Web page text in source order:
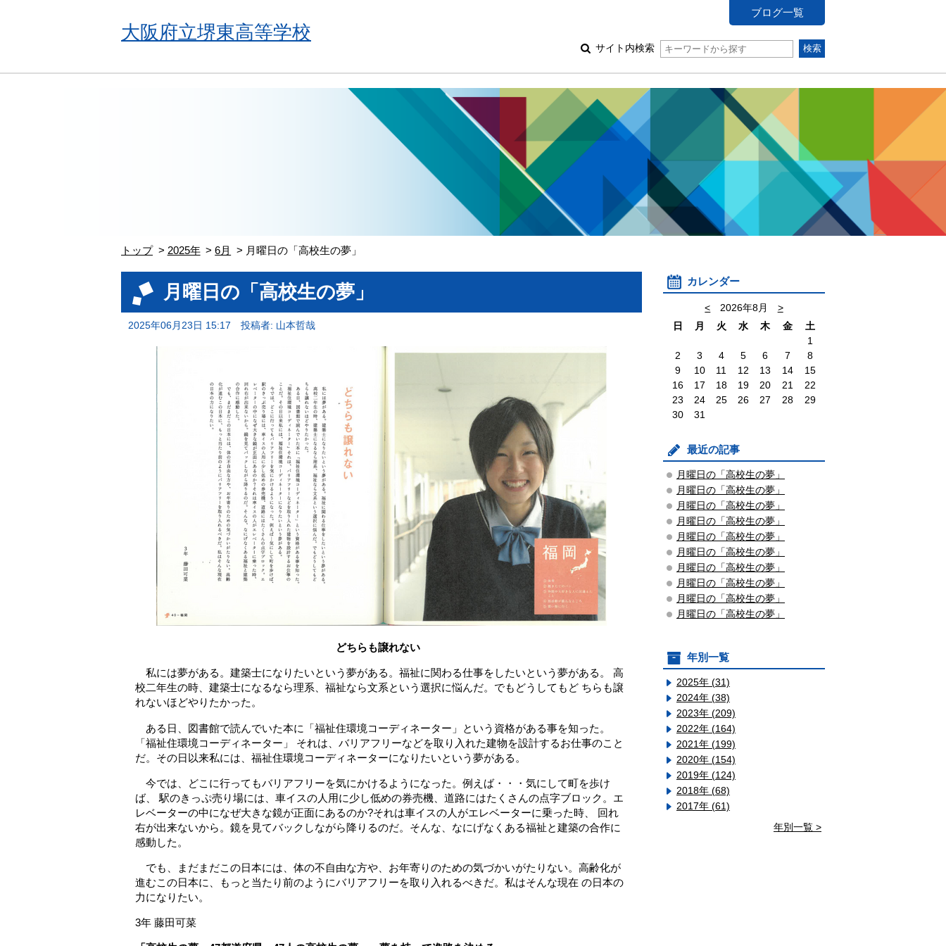
大阪府立堺東高等学校
ブログ一覧
サイト内検索
トップ 2025年 6月 月曜日の「高校生の夢」
月曜日の「高校生の夢」
2025年06月23日 15:17 投稿者: 山本哲哉
どちらも譲れない
私には夢がある。建築士になりたいという夢がある。福祉に関わる仕事をしたいという夢がある。 高
校二年生の時、建築士になるなら理系、福祉なら文系という選択に悩んだ。でもどうしてもど ちらも譲
れないほどやりたかった。
ある日、図書館で読んでいた本に「福祉住環境コーディネーター」という資格がある事を知った。
「福祉住環境コーディネーター」 それは、バリアフリーなどを取り入れた建物を設計するお仕事のこと
だ。その日以来私には、福祉住環境コーディネーターになりたいという夢がある。
今では、どこに行ってもバリアフリーを気にかけるようになった。例えば・・・気にして町を歩け
ば、 駅のきっぷ売り場には、車イスの人用に少し低めの券売機、道路にはたくさんの点字ブロック。エ
レベーターの中になぜ大きな鏡が正面にあるのか?それは車イスの人がエレベーターに乗った時、 回れ
右が出来ないから。鏡を見てバックしながら降りるのだ。そんな、なにげなくある福祉と建築の合作に
感動した。
でも、まだまだこの日本には、体の不自由な方や、お年寄りのための気づかいがたりない。高齢化が
進むこの日本に、もっと当たり前のようにバリアフリーを取り入れるべきだ。私はそんな現在 の日本の
力になりたい。
3年 藤田可菜
カレンダー
< 2026年8月
>
日
月 火 水 木 金
土
1
2
3 4 5 6 7
8
9
10 11 12 13 14
15
16
17 18 19 20 21
22
23
24 25 26 27 28
29
30
31
最近の記事
月曜日の「高校生の夢」
月曜日の「高校生の夢」
月曜日の「高校生の夢」
月曜日の「高校生の夢」
月曜日の「高校生の夢」
月曜日の「高校生の夢」
月曜日の「高校生の夢」
月曜日の「高校生の夢」
月曜日の「高校生の夢」
月曜日の「高校生の夢」
年別一覧
2025年 (31)
2024年 (38)
2023年 (209)
2022年 (164)
2021年 (199)
2020年 (154)
2019年 (124)
2018年 (68)
2017年 (61)
年別一覧 >